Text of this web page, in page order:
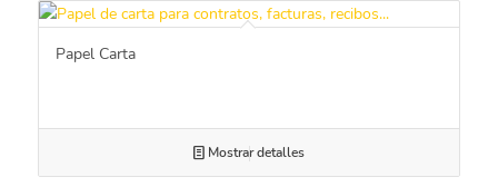
Papel Carta
Mostrar detalles